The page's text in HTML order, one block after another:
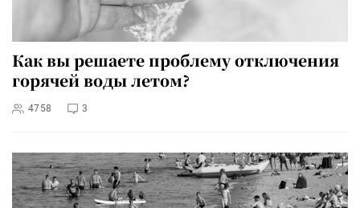
Как вы решаете проблему отключения
горячей воды летом?
4758 3